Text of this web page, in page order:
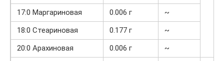
17:0 Маргариновая
0.006 г
~
18:0 Стеариновая
0.177 г
~
20:0 Арахиновая
0.006 г
~